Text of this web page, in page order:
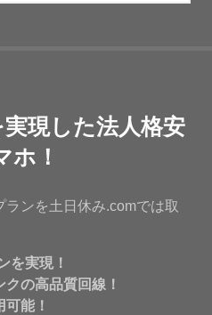
現した法人格安
ホ！
ンを土日休み.comでは取
を実現！
の高品質回線！
能！